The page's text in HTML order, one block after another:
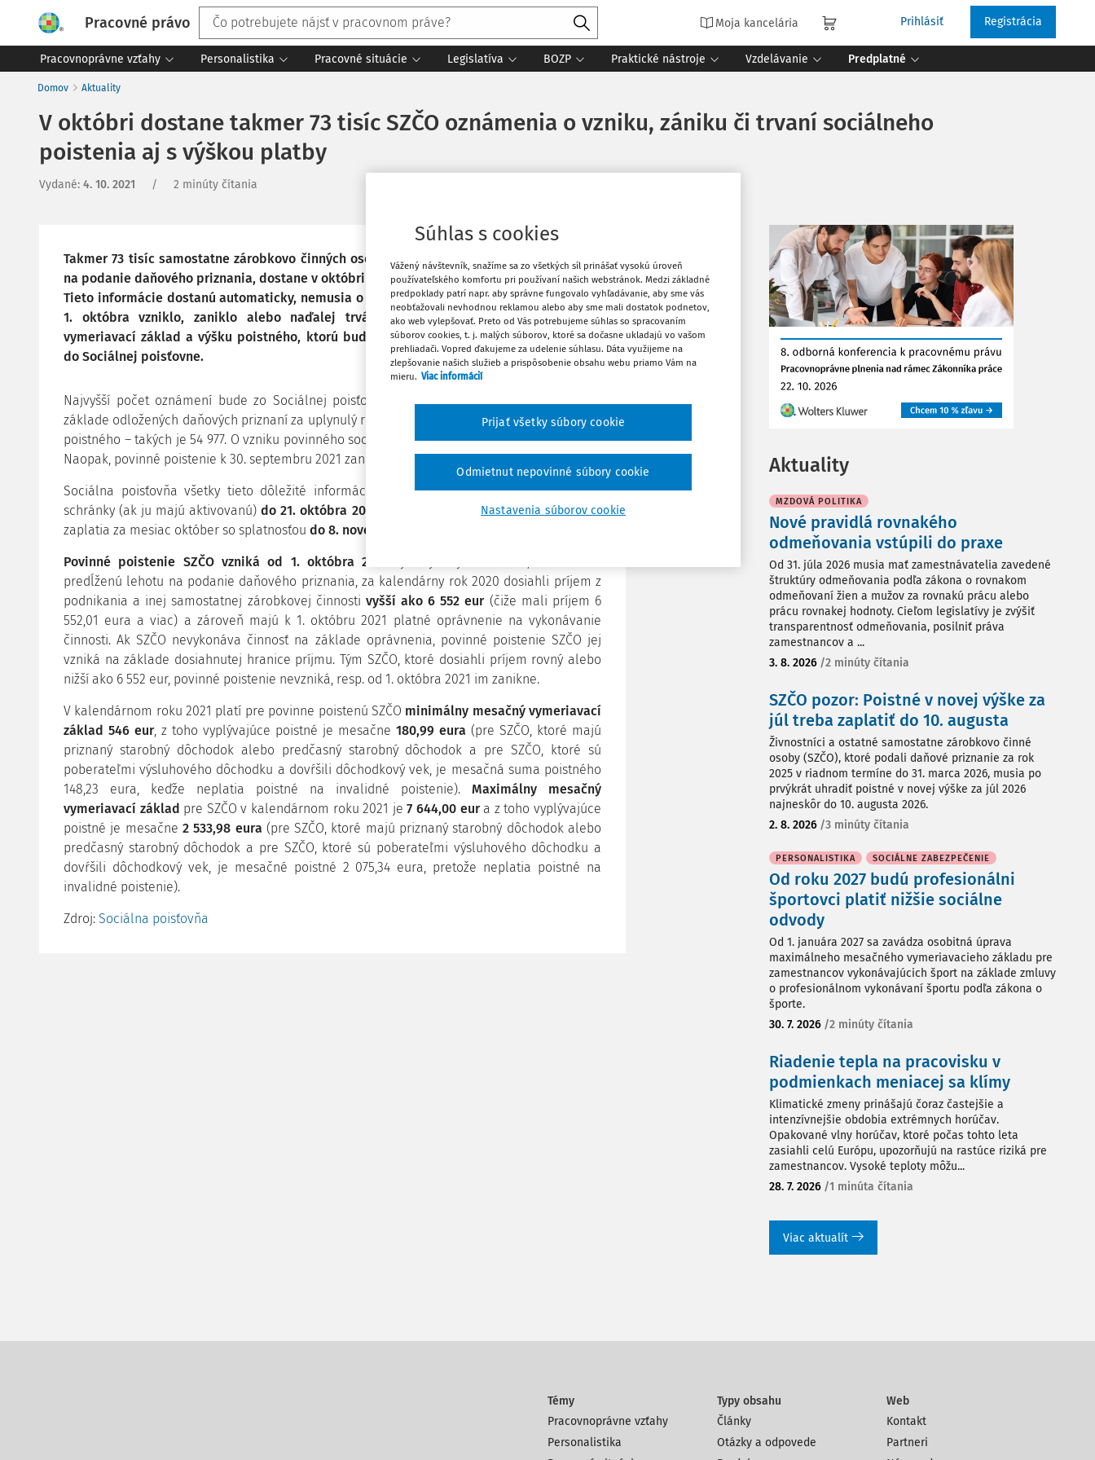
Pracovné právo Moja kancelária Prihlásiť Registrácia
Pracovnoprávne vzťahy Personalistika Pracovné situácie Legislatíva BOZP Praktické nástroje Vzdelávanie Predplatné
Domov Aktuality
V októbri dostane takmer 73 tisíc SZČO oznámenia o vzniku, zániku či trvaní sociálneho
poistenia aj s výškou platby
Vydané: 4. 10. 2021 / 2 minúty čítania
Takmer 73 tisíc samostatne zárobkovo činných osôb (SZČO), ktoré mali predĺženú lehotu
na podanie daňového priznania, dostane v októbri oznámenia o ich odvodovej povinnosti.
Tieto informácie dostanú automaticky, nemusia o nič žiadať. Dozvedia sa z nich, či im od
1. októbra vzniklo, zaniklo alebo naďalej trvá povinné sociálne poistenie a tiež
vymeriavací základ a výšku poistného, ktorú budú v nasledujúcich mesiacoch uhrádzať
do Sociálnej poisťovne.
Najvyšší počet oznámení bude zo Sociálnej poisťovne smerovať tým SZČO, ktorým sa na
základe odložených daňových priznaní za uplynulý rok zmenil vymeriavací základ pre platbu
poistného – takých je 54 977. O vzniku povinného sociálneho poistenia sa dozvie 12 621 SZČO.
Naopak, povinné poistenie k 30. septembru 2021 zanikne 5 354 SZČO.
Sociálna poisťovňa všetky tieto dôležité informácie zašle SZČO poštou alebo do ich e-
schránky (ak ju majú aktivovanú)do 21. októbra 2021
. Poistné v novej výške potom prvý raz
zaplatia za mesiac október so splatnosťou do 8. novembra 2021
Povinné poistenie SZČO vzniká od 1. októbra 2021
predĺženú lehotu na podanie daňového priznania, za kalendárny rok 2020 dosiahli príjem z
podnikania a inej samostatnej zárobkovej činnosti vyšší ako 6 552 eur(čiže mali príjem 6
552,01 eura a viac) a zároveň majú k 1. októbru 2021 platné oprávnenie na vykonávanie
činnosti. Ak SZČO nevykonáva činnosť na základe oprávnenia, povinné poistenie SZČO jej
vzniká na základe dosiahnutej hranice príjmu. Tým SZČO, ktoré dosiahli príjem rovný alebo
nižší ako 6 552 eur, povinné poistenie nevzniká, resp. od 1. októbra 2021 im zanikne.
V kalendárnom roku 2021 platí pre povinne poistenú SZČO minimálny mesačný vymeriavací
základ 546 eur, z toho vyplývajúce poistné je mesačne 180,99 eura (pre SZČO, ktoré majú
priznaný starobný dôchodok alebo predčasný starobný dôchodok a pre SZČO, ktoré sú
poberateľmi výsluhového dôchodku a dovŕšili dôchodkový vek, je mesačná suma poistného
148,23 eura, keďže neplatia poistné na invalidné poistenie). Maximálny mesačný
vymeriavací základ pre SZČO v kalendárnom roku 2021 je 7 644,00 eura z toho vyplývajúce
poistné je mesačne 2 533,98 eura (pre SZČO, ktoré majú priznaný starobný dôchodok alebo
predčasný starobný dôchodok a pre SZČO, ktoré sú poberateľmi výsluhového dôchodku a
dovŕšili dôchodkový vek, je mesačné poistné 2 075,34 eura, pretože neplatia poistné na
invalidné poistenie).
Zdroj: Sociálna poisťovňa
Obľúbené
Zdieľať
Poznámka
Aktuality
MZDOVÁ POLITIKA
Nové pravidlá rovnakého
odmeňovania vstúpili do praxe
Od 31. júla 2026 musia mať zamestnávatelia zavedené
štruktúry odmeňovania podľa zákona o rovnakom
odmeňovaní žien a mužov za rovnakú prácu alebo
prácu rovnakej hodnoty. Cieľom legislatívy je zvýšiť
transparentnosť odmeňovania, posilniť práva
zamestnancov a ...
3. 8. 2026 /2 minúty čítania
SZČO pozor: Poistné v novej výške za
júl treba zaplatiť do 10. augusta
Živnostníci a ostatné samostatne zárobkovo činné
osoby (SZČO), ktoré podali daňové priznanie za rok
2025 v riadnom termíne do 31. marca 2026, musia po
prvýkrát uhradiť poistné v novej výške za júl 2026
najneskôr do 10. augusta 2026.
2. 8. 2026 /3 minúty čítania
PERSONALISTIKA SOCIÁLNE ZABEZPEČENIE
Od roku 2027 budú profesionálni
športovci platiť nižšie sociálne
odvody
Od 1. januára 2027 sa zavádza osobitná úprava
maximálneho mesačného vymeriavacieho základu pre
zamestnancov vykonávajúcich šport na základe zmluvy
o profesionálnom vykonávaní športu podľa zákona o
športe.
30. 7. 2026 /2 minúty čítania
Riadenie tepla na pracovisku v
podmienkach meniacej sa klímy
Klimatické zmeny prinášajú čoraz častejšie a
intenzívnejšie obdobia extrémnych horúčav.
Opakované vlny horúčav, ktoré počas tohto leta
zasiahli celú Európu, upozorňujú na rastúce riziká pre
zamestnancov. Vysoké teploty môžu...
28. 7. 2026 /1 minúta čítania
Viac aktualít
Témy
Pracovnoprávne vzťahy
Personalistika
Typy obsahu
Články
Otázky a odpovede
Web
Kontakt
Partneri
Súhlas s cookies
Vážený návštevník, snažíme sa zo všetkých síl prinášať vysokú úroveň
používateľského komfortu pri používaní našich webstránok. Medzi základné
predpoklady patrí napr. aby správne fungovalo vyhľadávanie, aby sme vás
neobťažovali nevhodnou reklamou alebo aby sme mali dostatok podnetov,
ako web vylepšovať. Preto od Vás potrebujeme súhlas so spracovaním
súborov cookies, t. j. malých súborov, ktoré sa dočasne ukladajú vo vašom
prehliadači. Vopred ďakujeme za udelenie súhlasu. Dáta využijeme na
zlepšovanie našich služieb a prispôsobenie obsahu webu priamo Vám na
mieru. Viac informácií
Nastavenia súborov cookie
Odmietnut nepovinné súbory cookie
Prijať všetky súbory cookie